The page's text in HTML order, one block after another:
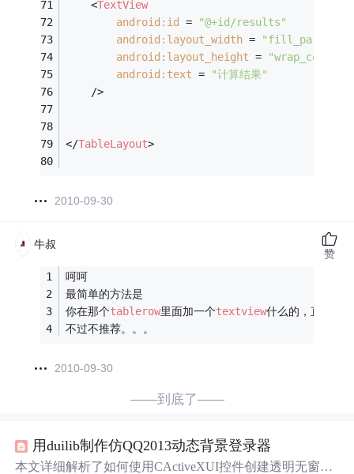
<TextView
android:id
=
"@+id/results"
android:layout_width =
"fill_parent"
android:layout_height =
android:text =
"计算结果"
    />
</TableLayout>
2010-09-30
牛叔
呵呵
最简单的方法是
你在那个tablerow里面加一个textview什么的，直接指
不过不推荐。。。
2010-09-30
赞
——到底了——
用duilib制作仿QQ2013动态背景登录器
本文详细解析了如何使用CActiveXUI控件创建透明无窗体